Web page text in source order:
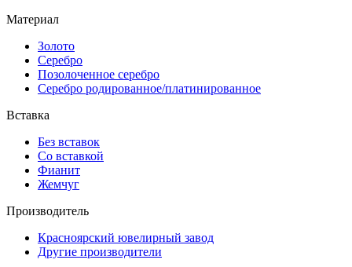
Материал
Золото
Серебро
Позолоченное серебро
Серебро родированное/платинированное
Вставка
Без вставок
Со вставкой
Фианит
Жемчуг
Производитель
Красноярский ювелирный завод
Другие производители